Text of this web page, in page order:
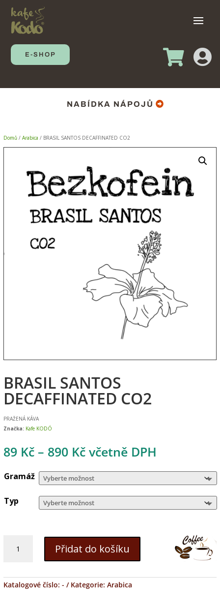
E-SHOP 

NABÍDKA NÁPOJŮ
Domů / Arabica / BRASIL SANTOS DECAFFINATED CO2
BRASIL SANTOS
DECAFFINATED CO2
PRAŽENÁ KÁVA
Značka: Kafe KODÓ
89 Kč – 890 Kč včetně DPH
Gramáž
Typ
SANTOS
DECAFFINATED
Přidat do košíku
Katalogové číslo: - Kategorie: Arabica